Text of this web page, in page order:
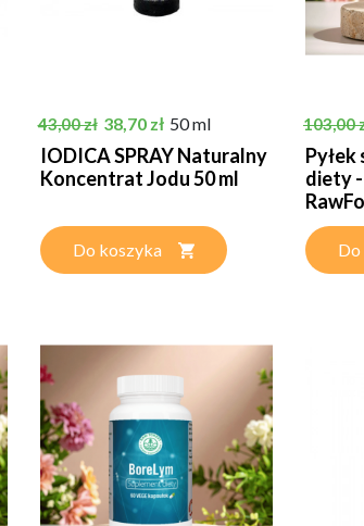
Cena podstawowa
43,00 zł Cena
38,70 zł 50 ml
IODICA SPRAY Naturalny
Koncentrat Jodu 50 ml
Do koszyka
Cena
103,00
diety